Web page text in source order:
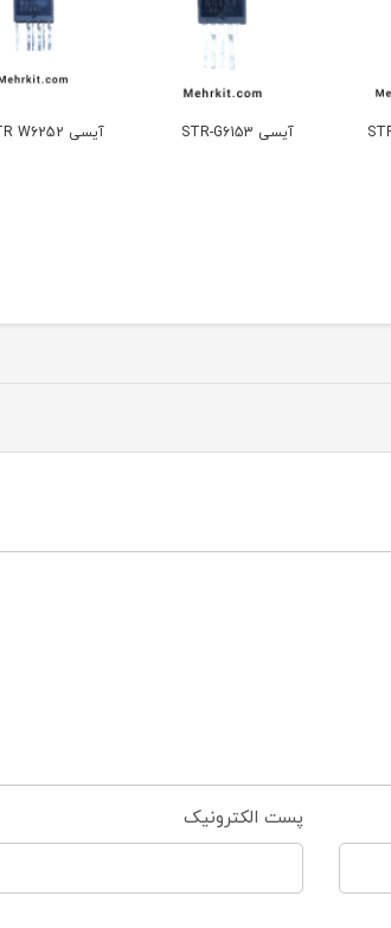
آیسی STR-G6153 آیسی STR W6252
پست الکترونیک